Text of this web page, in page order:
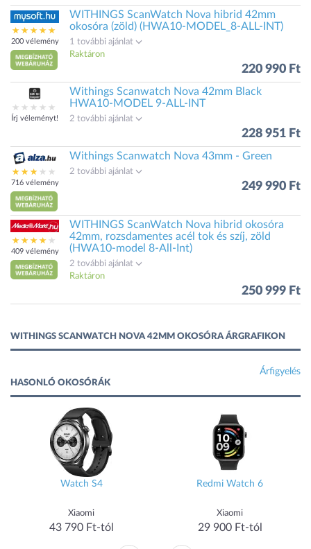
200 vélemény
WITHINGS ScanWatch Nova hibrid 42mm
okosóra (zöld) (HWA10-MODEL_8-ALL-INT)
1 további ajánlat
Raktáron
220 990 Ft
Írj véleményt!
Withings Scanwatch Nova 42mm Black
HWA10-MODEL 9-ALL-INT
2 további ajánlat
228 951 Ft
716 vélemény
Withings Scanwatch Nova 43mm - Green
2 további ajánlat
249 990 Ft
409 vélemény
WITHINGS ScanWatch Nova hibrid okosóra
42mm, rozsdamentes acél tok és szíj, zöld
(HWA10-model 8-All-Int)
2 további ajánlat
Raktáron
250 999 Ft
WITHINGS SCANWATCH NOVA 42MM OKOSÓRA ÁRGRAFIKON
Árfigyelés
HASONLÓ OKOSÓRÁK
Watch S4
Xiaomi
43 790 Ft-tól
Redmi Watch 6
Xiaomi
29 900 Ft-tól